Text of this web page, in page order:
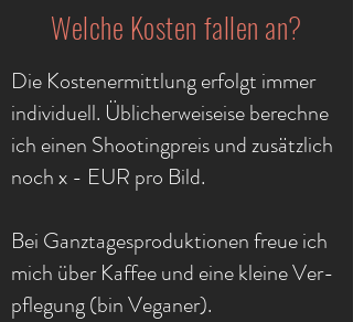
Welche Kosten fallen an?
Die Kostenermittlung erfolgt immer
individuell. Üblicherweiseise berechne
ich einen Shootingpreis und zusätzlich
noch x - EUR pro Bild.
Bei Ganztagesproduktionen freue ich
mich über Kaffee und eine kleine Ver-
pflegung (bin Veganer).